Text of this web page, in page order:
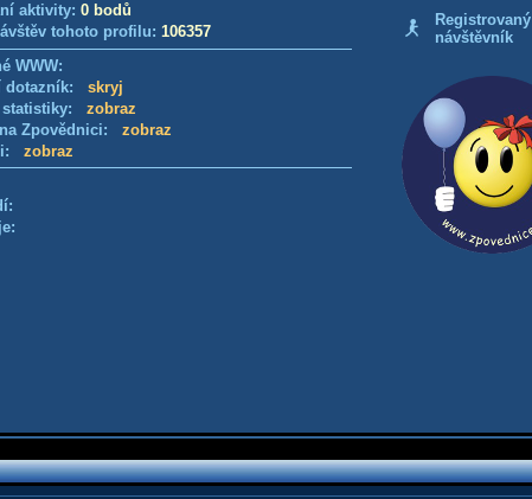
aktivity: 0 bodů
tohoto profilu: 106357
WWW:
dotazník: skryj
statistiky: zobraz
Zpovědnici: zobraz
zobraz
Registrovaný
návštěvník